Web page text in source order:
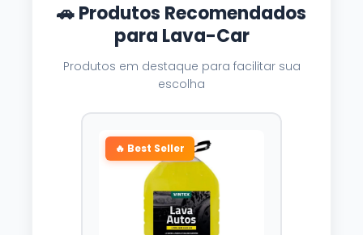
🚗 Produtos Recomendados
para Lava-Car
Produtos em destaque para facilitar sua
escolha
🔥 Best Seller